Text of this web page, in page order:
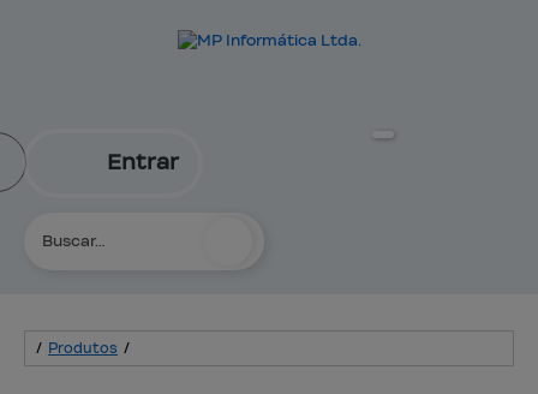
Entrar
/ Produtos /